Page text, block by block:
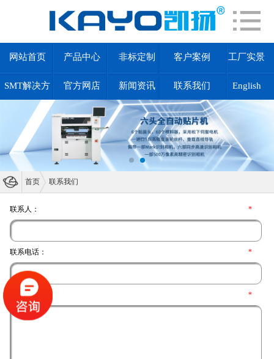
网站首页 产品中心 非标定制 客户案例 工厂实景
SMT解决方
案
官方网店 新闻资讯 联系我们 English
首页 联系我们
*
联系人：
*
联系电话：
*
留言内容：